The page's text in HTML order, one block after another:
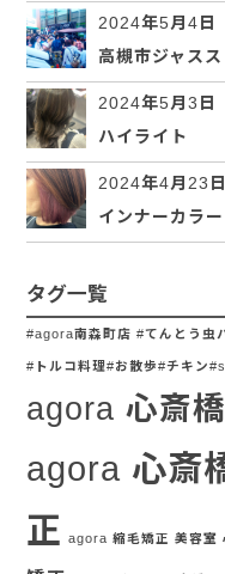
2024年5月4日
高槻市ジャス
2024年5月3日
ハイライト
2024年4月23日
インナーカラー
タグ一覧
#agora南森町店 #てんとう虫
#トルコ料理#お散歩#チキン
agora 心斎
agora 心斎
正 agora 縮毛矯正 美容室